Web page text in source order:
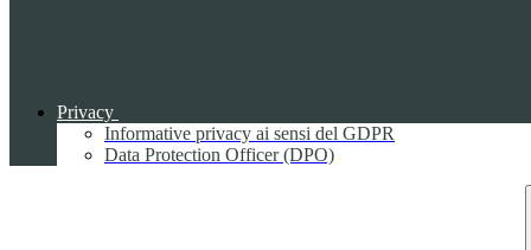
Privacy
Informative privacy ai sensi del GDPR
Data Protection Officer (DPO)